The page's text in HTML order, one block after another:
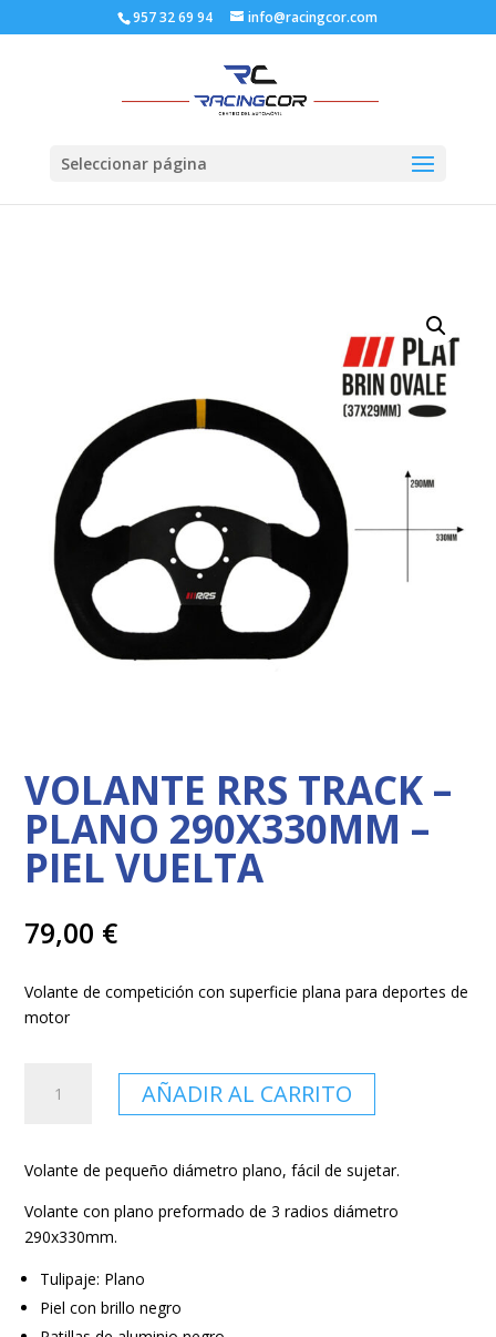
957 32 69 94 info@racingcor.com
Seleccionar página
VOLANTE RRS TRACK –
PLANO 290X330MM –
PIEL VUELTA
79,00 €
Volante de competición con superficie plana para deportes de
motor
PLANO
290X330MM
-
VUELTA
cantidad
AÑADIR AL CARRITO
Volante de pequeño diámetro plano, fácil de sujetar.
Volante con plano preformado de 3 radios diámetro
290x330mm.
Tulipaje: Plano
Piel con brillo negro